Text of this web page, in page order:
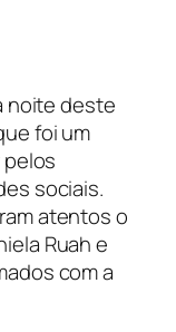
noite deste
foi um
pelos
sociais.
atentos o
Ruah e
com a